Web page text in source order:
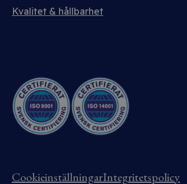
Kvalitet & hållbarhet
CookieinställningarIntegritetspolicy